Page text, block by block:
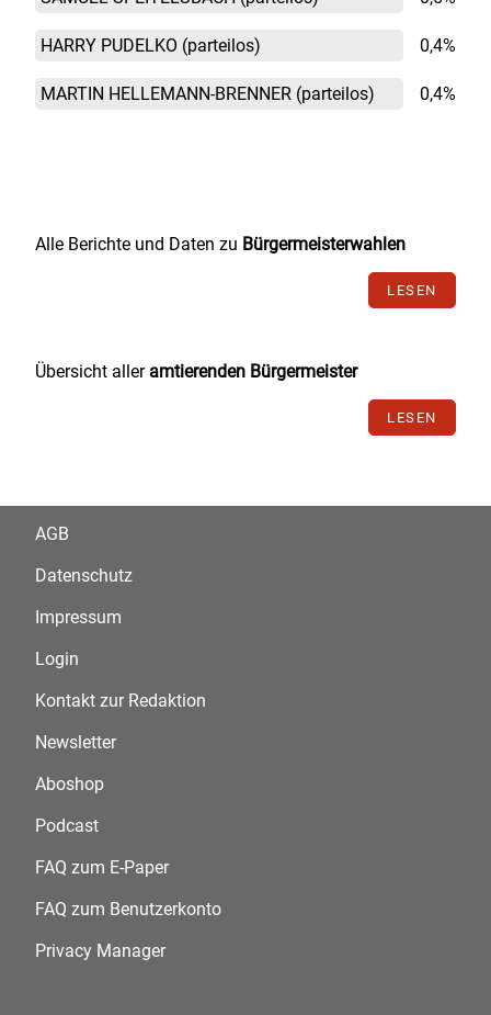
HARRY PUDELKO (parteilos) 0,4%
MARTIN HELLEMANN-BRENNER (parteilos) 0,4%
Alle Berichte und Daten zu Bürgermeisterwahlen
LESEN
Übersicht aller amtierenden Bürgermeister
LESEN
AGB
Datenschutz
Impressum
Login
Kontakt zur Redaktion
Newsletter
Aboshop
Podcast
FAQ zum E-Paper
FAQ zum Benutzerkonto
Privacy Manager